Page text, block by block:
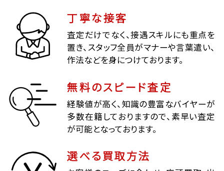
丁寧な接客
査定だけでなく、接遇スキルにも重点を
置き、スタッフ全員がマナーや言葉遣い、
作法などを身につけております。
無料のスピード査定
経験値が高く、知識の豊富なバイヤーが
多数在籍しておりますので、素早い査定
が可能となっております。
選べる買取方法